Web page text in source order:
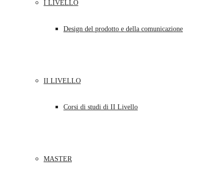
I LIVELLO
Design del prodotto e della comunicazione
II LIVELLO
Corsi di studi di II Livello
MASTER